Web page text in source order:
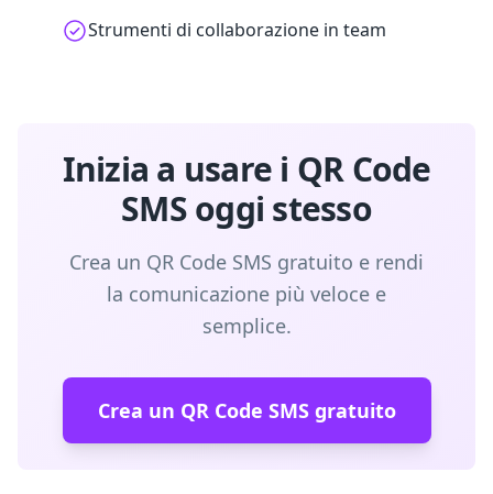
Strumenti di collaborazione in team
Inizia a usare i QR Code
SMS oggi stesso
Crea un QR Code SMS gratuito e rendi
la comunicazione più veloce e
semplice.
Crea un QR Code SMS gratuito